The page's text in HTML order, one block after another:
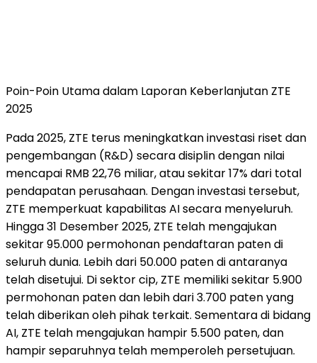
Poin-Poin Utama dalam Laporan Keberlanjutan ZTE
2025
Pada 2025, ZTE terus meningkatkan investasi riset dan
pengembangan (R&D) secara disiplin dengan nilai
mencapai RMB 22,76 miliar, atau sekitar 17% dari total
pendapatan perusahaan. Dengan investasi tersebut,
ZTE memperkuat kapabilitas AI secara menyeluruh.
Hingga 31 Desember 2025, ZTE telah mengajukan
sekitar 95.000 permohonan pendaftaran paten di
seluruh dunia. Lebih dari 50.000 paten di antaranya
telah disetujui. Di sektor cip, ZTE memiliki sekitar 5.900
permohonan paten dan lebih dari 3.700 paten yang
telah diberikan oleh pihak terkait. Sementara di bidang
AI, ZTE telah mengajukan hampir 5.500 paten, dan
hampir separuhnya telah memperoleh persetujuan.